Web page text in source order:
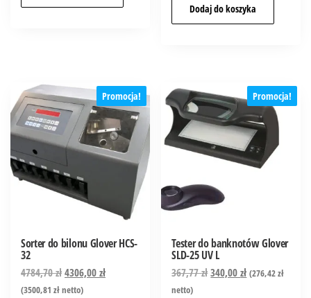
Dodaj do koszyka
Promocja!
Sorter do bilonu Glover HCS-
32
4784,70zł4306,00zł
(3500,81 złnetto)
Promocja!
Tester do banknotów Glover
SLD-25 UV L
367,77zł340,00zł (276,42zł
netto)